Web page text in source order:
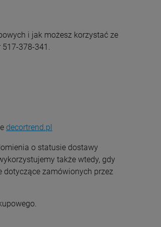
i jak możesz korzystać ze
378-341.
decortrend.pl
o statusie dostawy
także wtedy, gdy
dotyczące zamówionych przez